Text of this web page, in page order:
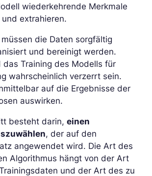
wiederkehrende Merkmale
extrahieren.
die Daten sorgfältig
und bereinigt werden.
Training des Modells für
wahrscheinlich verzerrt sein.
auf die Ergebnisse der
auswirken.
besteht darin, einen
, der auf den
angewendet wird. Die Art des
Algorithmus hängt von der Art
und der Art des zu